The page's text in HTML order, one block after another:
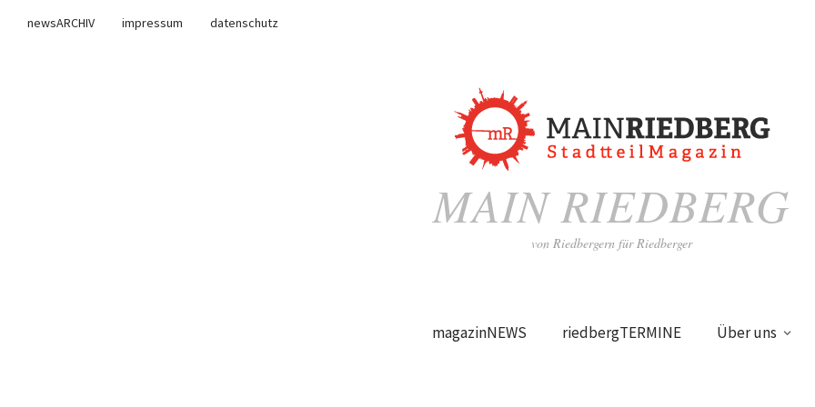
newsARCHIV impressum
datenschutz
MAIN RIEDBERG
von Riedbergern für Riedberger
magazinNEWS riedbergTERMINE Über uns